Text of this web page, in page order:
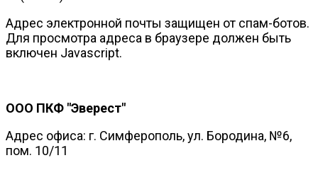
Адрес электронной почты защищен от спам-ботов.
Для просмотра адреса в браузере должен быть
включен Javascript.
ООО ПКФ "Эверест"
Адрес офиса: г. Симферополь, ул. Бородина, №6,
пом. 10/11